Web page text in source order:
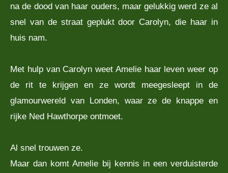
na de dood van haar ouders, maar gelukkig werd ze al
snel van de straat geplukt door Carolyn, die haar in
huis nam.
Met hulp van Carolyn weet Amelie haar leven weer op
de rit te krijgen en ze wordt meegesleept in de
glamourwereld van Londen, waar ze de knappe en
rijke Ned Hawthorpe ontmoet.
Al snel trouwen ze.
Maar dan komt Amelie bij kennis in een verduisterde